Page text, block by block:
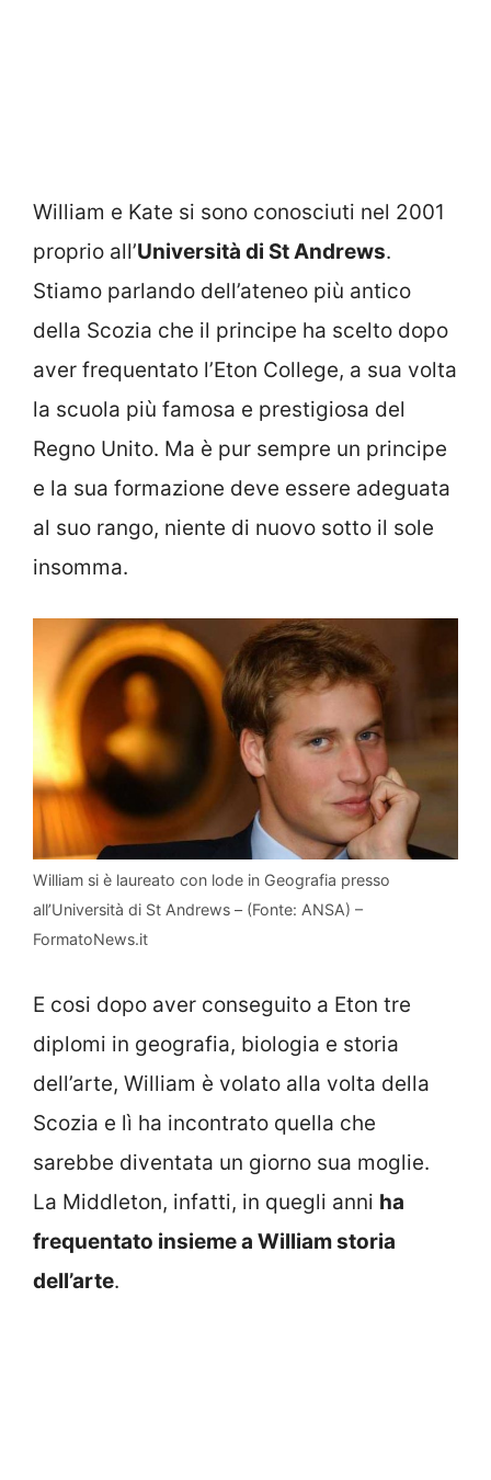
William e Kate si sono conosciuti nel 2001
proprio all’Università di St Andrews.
Stiamo parlando dell’ateneo più antico
della Scozia che il principe ha scelto dopo
aver frequentato l’Eton College, a sua volta
la scuola più famosa e prestigiosa del
Regno Unito. Ma è pur sempre un principe
e la sua formazione deve essere adeguata
al suo rango, niente di nuovo sotto il sole
insomma.
William si è laureato con lode in Geografia presso
all’Università di St Andrews – (Fonte: ANSA) –
FormatoNews.it
E cosi dopo aver conseguito a Eton tre
diplomi in geografia, biologia e storia
dell’arte, William è volato alla volta della
Scozia e lì ha incontrato quella che
sarebbe diventata un giorno sua moglie.
La Middleton, infatti, in quegli anni ha
frequentato insieme a William storia
dell’arte.